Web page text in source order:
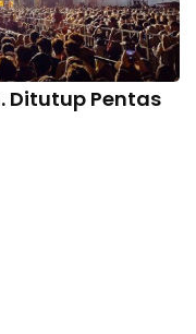
Ditutup Pentas